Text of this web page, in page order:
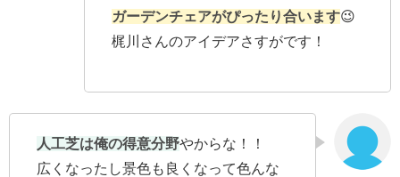
ガーデンチェアがぴったり合います😉
梶川さんのアイデアさすがです！
人工芝は俺の得意分野やからな！！
広くなったし景色も良くなって色んな